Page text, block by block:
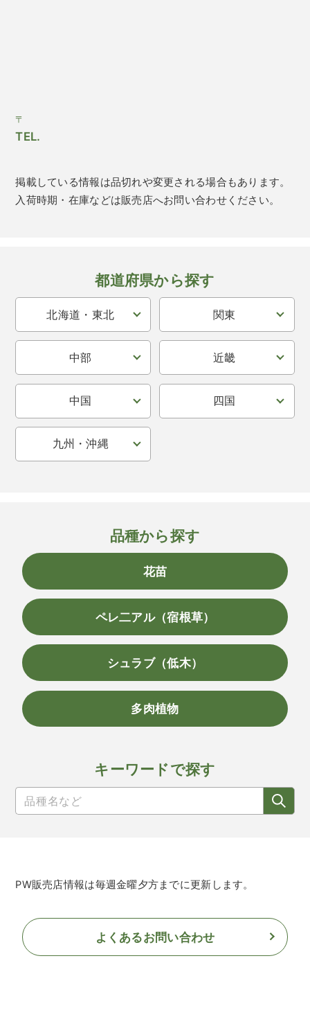
〒
TEL.
掲載している情報は品切れや変更される場合もあります。
入荷時期・在庫などは販売店へお問い合わせください。
都道府県から探す
北海道・東北 関東
中部 近畿
中国 四国
九州・沖縄
品種から探す
花苗
ペレ二アル（宿根草）
シュラブ（低木）
多肉植物
キーワードで探す
PW販売店情報は毎週金曜夕方までに更新します。
よくあるお問い合わせ